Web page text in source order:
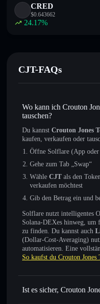
CRED
$0.643662
24.17%
CJT-FAQs
Wo kann ich Crouton
tauschen?
Du kannst Crouton Jones
kaufen, verkaufen oder
Öffne Solflare (App
Gehe zum Tab „Swap“
Wähle CJT als den
verkaufen möchtest
Gib den Betrag ein und
Solflare nutzt intelligentes
Solana-DEXes hinweg, um
zu finden. Du kannst auch
(Dollar-Cost-Averaging)
automatisieren. Eine
So kaufst du Crouton Jones
Ist es sicher, Crouton